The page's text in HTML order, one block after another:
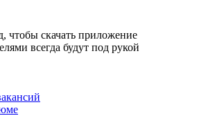
чтобы скачать приложение
всегда будут под рукой